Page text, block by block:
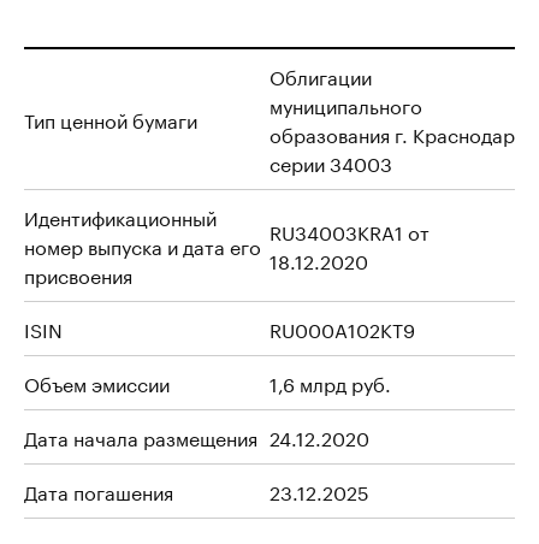
Тип ценной бумаги
Облигации
муниципального
образования г. Краснодар
серии 34003
Идентификационный
номер выпуска и дата его
присвоения
RU34003KRA1 от
18.12.2020
ISIN
RU000A102KT9
Объем эмиссии
1,6 млрд руб.
Дата начала размещения 24.12.2020
Дата погашения
23.12.2025